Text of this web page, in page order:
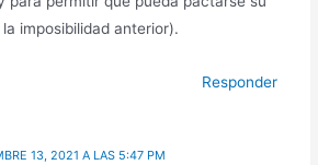
imposibilidad anterior).
Responder
13, 2021 A LAS 5:47 PM